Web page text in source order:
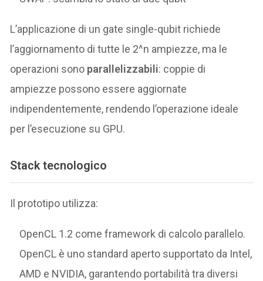
L’applicazione di un gate single-qubit richiede
l’aggiornamento di tutte le 2^n ampiezze, ma le
operazioni sono parallelizzabili: coppie di
ampiezze possono essere aggiornate
indipendentemente, rendendo l’operazione ideale
per l’esecuzione su GPU.
Stack tecnologico
Il prototipo utilizza:
OpenCL 1.2 come framework di calcolo parallelo.
OpenCL è uno standard aperto supportato da Intel,
AMD e NVIDIA, garantendo portabilità tra diversi